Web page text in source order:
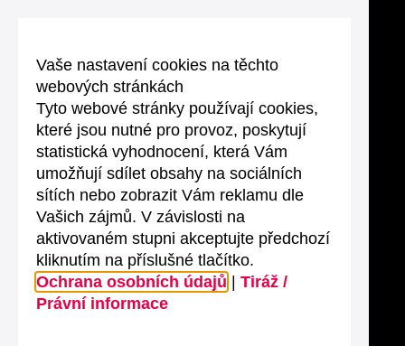
Vaše nastavení cookies na těchto
webových stránkách
Tyto webové stránky používají cookies,
které jsou nutné pro provoz, poskytují
statistická vyhodnocení, která Vám
umožňují sdílet obsahy na sociálních
sítích nebo zobrazit Vám reklamu dle
Vašich zájmů. V závislosti na
aktivovaném stupni akceptujte předchozí
kliknutím na příslušné tlačítko.
Ochrana osobních údajů
Tiráž /
Právní informace